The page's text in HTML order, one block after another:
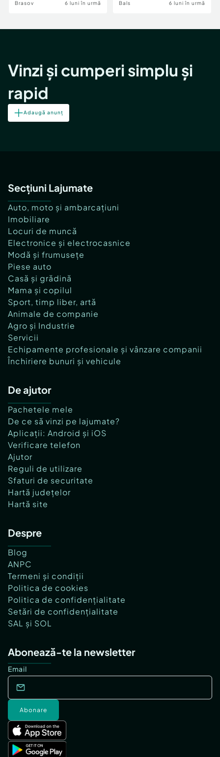
Brasov 6 luni în urmă Bals 6 luni în urmă
Vinzi și cumperi simplu și
rapid
Adaugă anunț
Secțiuni Lajumate
Auto, moto și ambarcațiuni
Imobiliare
Locuri de muncă
Electronice și electrocasnice
Modă și frumusețe
Piese auto
Casă și grădină
Mama și copilul
Sport, timp liber, artă
Animale de companie
Agro și Industrie
Servicii
Echipamente profesionale și vânzare companii
Închiriere bunuri și vehicule
De ajutor
Pachetele mele
De ce să vinzi pe lajumate?
Aplicații: Android și iOS
Verificare telefon
Ajutor
Reguli de utilizare
Sfaturi de securitate
Hartă județelor
Hartă site
Despre
Blog
ANPC
Termeni și condiții
Politica de cookies
Politica de confidențialitate
Setări de confidențialitate
SAL și SOL
Abonează-te la newsletter
Email
Abonare